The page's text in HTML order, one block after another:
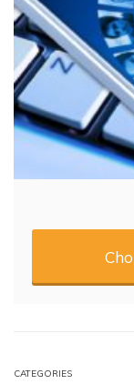
CATEGORIES